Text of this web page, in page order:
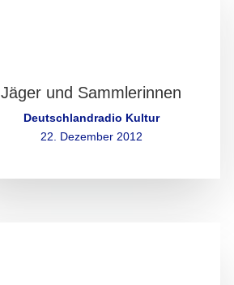
Jäger und Sammlerinnen
Deutschlandradio Kultur
22. Dezember 2012